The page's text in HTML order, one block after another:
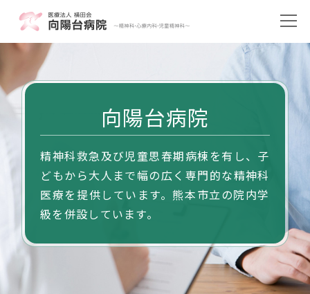
向陽台病院
精神科救急及び児童思春期病棟を有し、子
どもから大人まで幅の広く専門的な精神科
医療を提供しています。熊本市立の院内学
級を併設しています。